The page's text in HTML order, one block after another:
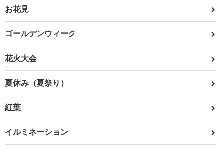
お花見
ゴールデンウィーク
花火大会
夏休み（夏祭り）
紅葉
イルミネーション